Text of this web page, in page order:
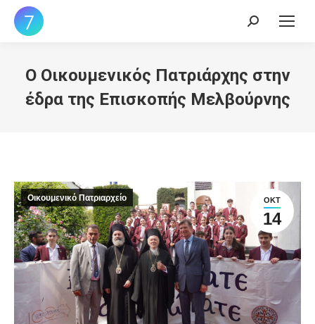
Search:
Ο Οικουμενικός Πατριάρχης στην
έδρα της Επισκοπής Μελβούρνης
ΟΚΤ
14
Οικουμενικό Πατριαρχείο